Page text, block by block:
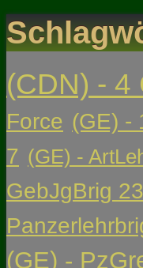
(CDN) - 4
Force (GE) -
7 (GE) -
GebJgBrig
(GE) -